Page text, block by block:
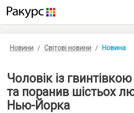
Новини Світові новини Новина
Чоловік із
та поранив шістьох
Нью-Йорка